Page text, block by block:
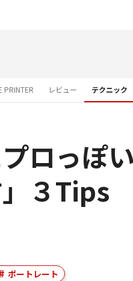
PRINTER レビュー テクニック
ロっぽ
３Tips
ポートレート